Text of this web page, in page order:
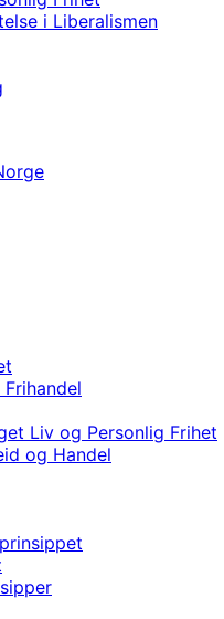
i Liberalismen
Liv og Personlig Frihet
og Handel